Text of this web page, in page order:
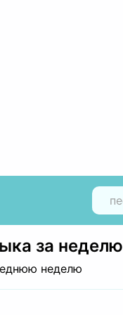
за неделю
неделю